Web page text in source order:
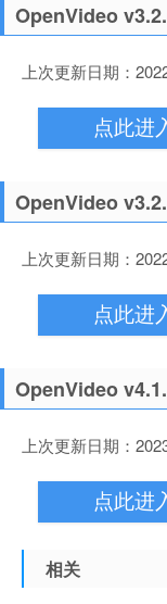
OpenVideo
上次更新日期：
点此进
OpenVideo
上次更新日期：
点此进
OpenVideo
上次更新日期：
点此进
相关